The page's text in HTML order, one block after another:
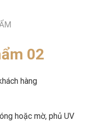
02
hàng
hoặc mờ, phủ UV